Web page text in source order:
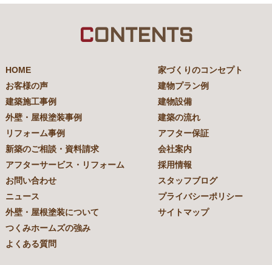
CONTENTS
HOME
お客様の声
建築施工事例
外壁・屋根塗装事例
リフォーム事例
新築のご相談・資料請求
アフターサービス・リフォーム
お問い合わせ
ニュース
外壁・屋根塗装について
つくみホームズの強み
よくある質問
家づくりのコンセプト
建物プラン例
建物設備
建築の流れ
アフター保証
会社案内
採用情報
スタッフブログ
プライバシーポリシー
サイトマップ